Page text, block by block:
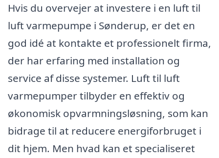
Hvis du overvejer at investere i en luft til
luft varmepumpe i Sønderup, er det en
god idé at kontakte et professionelt firma,
der har erfaring med installation og
service af disse systemer. Luft til luft
varmepumper tilbyder en effektiv og
økonomisk opvarmningsløsning, som kan
bidrage til at reducere energiforbruget i
dit hjem. Men hvad kan et specialiseret